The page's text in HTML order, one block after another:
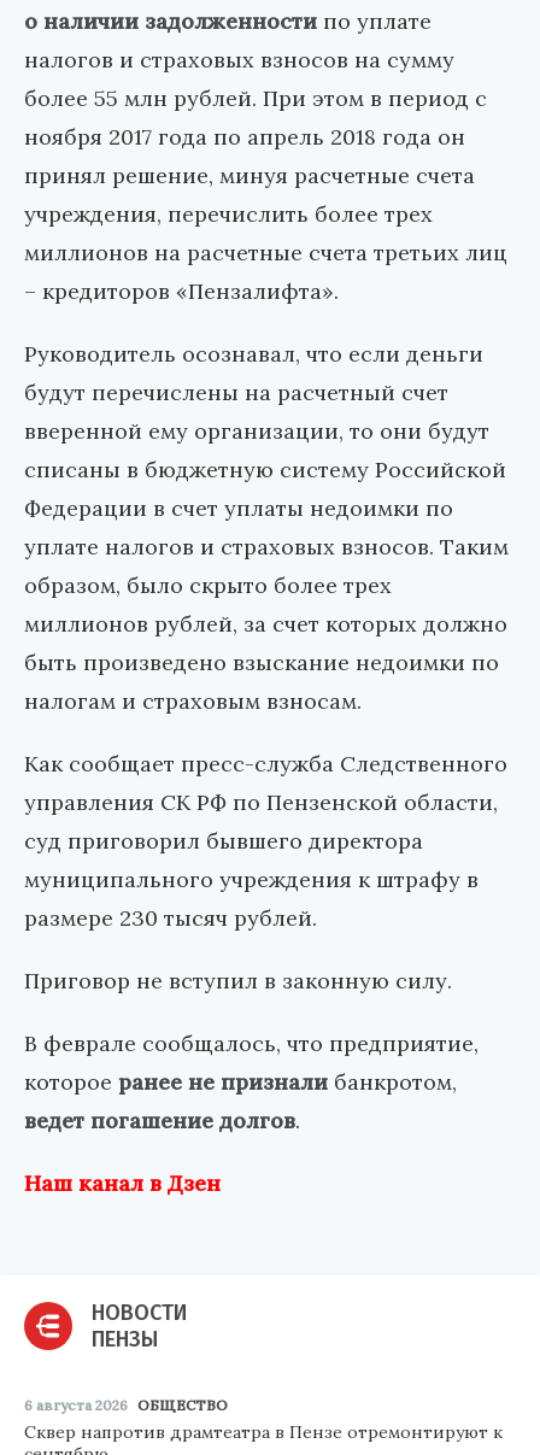
о наличии задолженности по уплате
налогов и страховых взносов на сумму
более 55 млн рублей. При этом в период с
ноября 2017 года по апрель 2018 года он
принял решение, минуя расчетные счета
учреждения, перечислить более трех
миллионов на расчетные счета третьих лиц
– кредиторов «Пензалифта».
Руководитель осознавал, что если деньги
будут перечислены на расчетный счет
вверенной ему организации, то они будут
списаны в бюджетную систему Российской
Федерации в счет уплаты недоимки по
уплате налогов и страховых взносов. Таким
образом, было скрыто более трех
миллионов рублей, за счет которых должно
быть произведено взыскание недоимки по
налогам и страховым взносам.
Как сообщает пресс-служба Следственного
управления СК РФ по Пензенской области,
суд приговорил бывшего директора
муниципального учреждения к штрафу в
размере 230 тысяч рублей.
Приговор не вступил в законную силу.
В феврале сообщалось, что предприятие,
которое ранее не признали банкротом,
ведет погашение долгов.
Наш канал в Дзен
НОВОСТИ
ПЕНЗЫ
6 августа 2026 ОБЩЕСТВО
Сквер напротив драмтеатра в Пензе отремонтируют к